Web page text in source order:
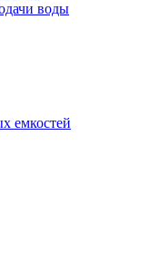
воды
емкостей